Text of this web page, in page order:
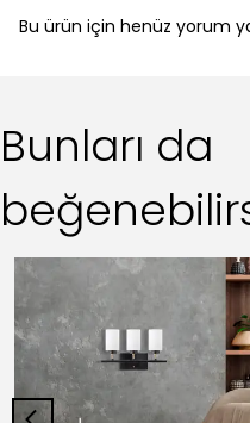
Bu ürün için henüz yorum
Bunları da